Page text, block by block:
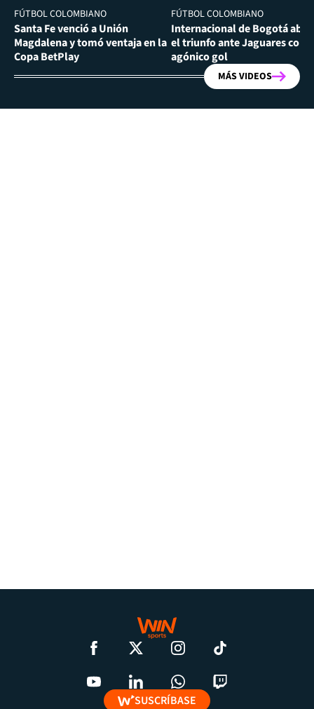
FÚTBOL COLOMBIANO
Santa Fe venció a Unión
Magdalena y tomó ventaja en la
Copa BetPlay
FÚTBOL COLOMBIANO
Internacional de Bogotá
el triunfo ante Jaguares con
agónico gol
MÁS VIDEOS
SUSCRÍBASE